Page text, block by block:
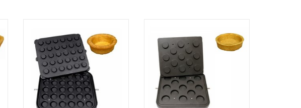
Matic tartelettemachine.
TOEVOEGEN AAN WINKELWAGEN
Matic tartelettemachine.
TOEVOEGEN AAN WINKELWAGEN